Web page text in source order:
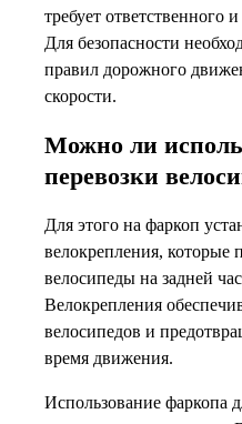
требует ответственного
Для безопасности
правил дорожного
скорости.
Можно ли
перевозки
Для этого на фаркоп
велокрепления, которые
велосипеды на задней
Велокрепления
велосипедов и
время движения.
Использование фаркопа